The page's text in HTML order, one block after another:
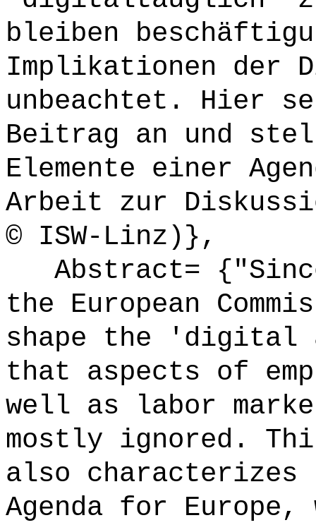
bleiben
Implikationen der
unbeachtet. Hier
Beitrag an und
Elemente einer
Arbeit zur
© ISW-Linz)},
Abstract=
the European
shape the 'digital
that aspects of
well as labor
mostly ignored.
also
Agenda for Europe,